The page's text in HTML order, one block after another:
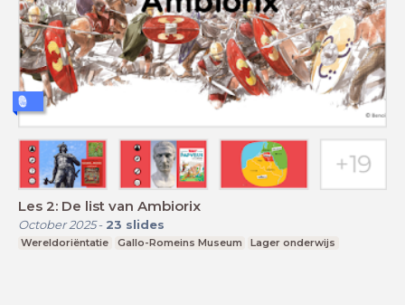
Les 2: De list van Ambiorix
October 2025- 23 slides
Wereldoriëntatie Gallo-Romeins Museum Lager onderwijs